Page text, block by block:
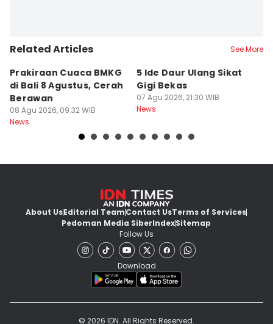
Related Articles See More
Prakiraan Cuaca BMKG
di Bali 8 Agustus, Cerah
Berawan
08 Agu 2026, 09:32 WIB
News
5 Ide Daur Ulang Sikat
Gigi Bekas
07 Agu 2026, 21:30 WIB
News
About UsEditorial TeamContact UsTerms of Services
Pedoman Media SiberIndexSitemap
Follow Us
Download
© 2026 IDN. All Rights Reserved.